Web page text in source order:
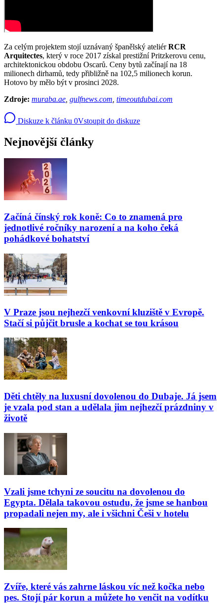
Za celým projektem stojí uznávaný španělský ateliérRCR
Arquitectes, který v roce 2017 získal prestižní Pritzkerovu cenu,
architektonickou obdobu Oscarů. Ceny bytů začínají na 18
milionech dirhamů, tedy přibližně na 102,5 milionech korun.
Hotovo by mělo být v prosinci 2028.
Zdroje: muraba.ae gulfnews.com timeoutdubai.com
Diskuze k článku 0Vstoupit do diskuze
Nejnovější články
Začíná čínský rok koně: Co to znamená pro
jednotlivé ročníky narození a na koho čeká
pohádkové bohatství
V Praze jsou nejhezčí venkovní kluziště v Evropě.
Stačí si půjčit brusle a kochat se tou krásou
Děti chtěly na luxusní dovolenou do Dubaje. Já jsem
je vzala pod stan a udělala jim nejhezčí prázdniny v
životě
Vzali jsme tchyni ze soucitu na dovolenou do
Egypta. Dělala takovou ostudu, že jsme se hanbou
propadali nejen my, ale i všichni Češi v hotelu
Zvíře, které vás zahrne láskou víc než kočka nebo
pes. Stojí pár korun a můžete ho venčit na vodítku